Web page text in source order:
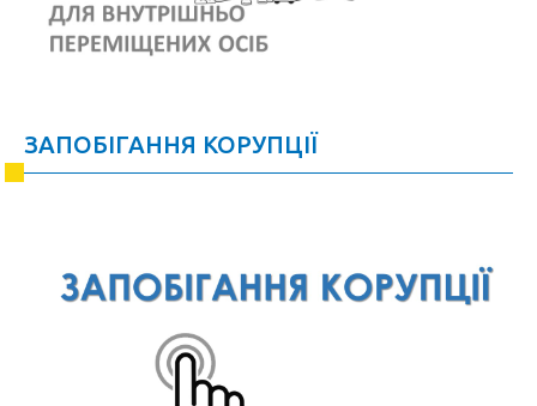
ЗАПОБІГАННЯ КОРУПЦІЇ